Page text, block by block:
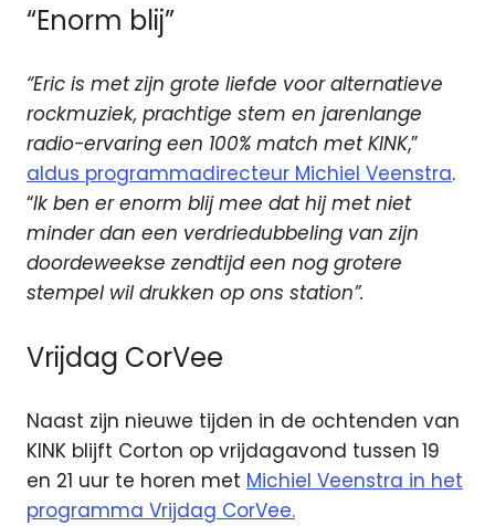
“Enorm blij”
“Eric is met zijn grote liefde voor alternatieve
rockmuziek, prachtige stem en jarenlange
radio-ervaring een 100% match met KINK,”
aldus programmadirecteur Michiel Veenstra.
“Ik ben er enorm blij mee dat hij met niet
minder dan een verdriedubbeling van zijn
doordeweekse zendtijd een nog grotere
stempel wil drukken op ons station”.
Vrijdag CorVee
Naast zijn nieuwe tijden in de ochtenden van
KINK blijft Corton op vrijdagavond tussen 19
en 21 uur te horen met Michiel Veenstra in het
programma Vrijdag CorVee.